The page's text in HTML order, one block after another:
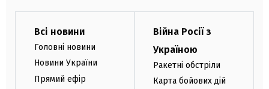
Всі новини
Головні новини
Новини України
Прямий ефір
Війна Росії з
Україною
Ракетні обстріли
Карта бойових дій